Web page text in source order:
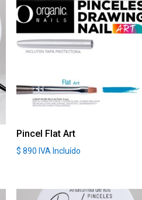
Pincel Flat Art
$ 890 IVA Incluído